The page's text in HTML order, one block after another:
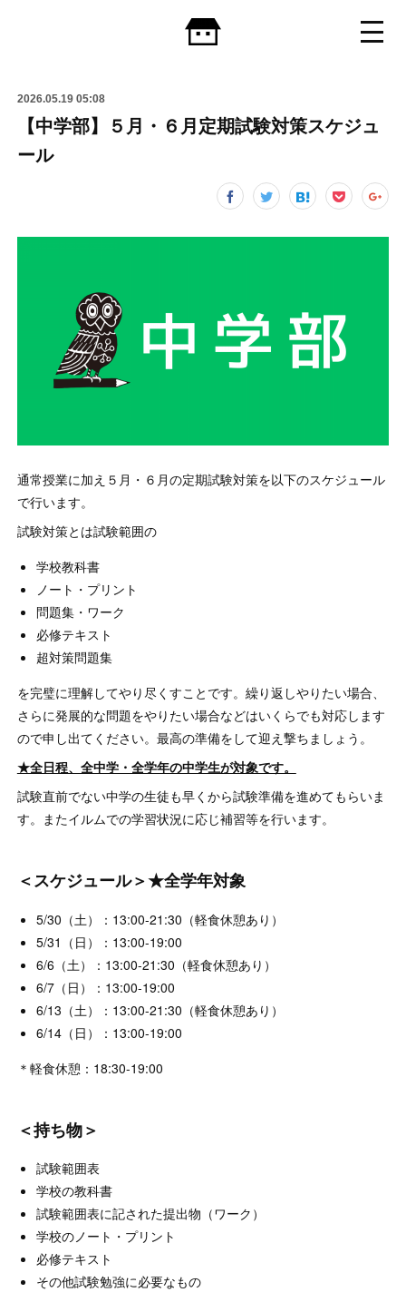
2026.05.19 05:08
【中学部】５月・６月定期試験対策スケジュ
ール
通常授業に加え５月・６月の定期試験対策を以下のスケジュール
で行います。
試験対策とは試験範囲の
学校教科書
ノート・プリント
問題集・ワーク
必修テキスト
超対策問題集
を完璧に理解してやり尽くすことです。繰り返しやりたい場合、
さらに発展的な問題をやりたい場合などはいくらでも対応します
ので申し出てください。最高の準備をして迎え撃ちましょう。
★全日程、全中学・全学年の中学生が対象です。
試験直前でない中学の生徒も早くから試験準備を進めてもらいま
す。またイルムでの学習状況に応じ補習等を行います。
＜スケジュール＞★全学年対象
5/30（土）：13:00-21:30（軽食休憩あり）
5/31（日）：13:00-19:00
6/6（土）：13:00-21:30（軽食休憩あり）
6/7（日）：13:00-19:00
6/13（土）：13:00-21:30（軽食休憩あり）
6/14（日）：13:00-19:00
＊軽食休憩：18:30-19:00
＜持ち物＞
試験範囲表
学校の教科書
試験範囲表に記された提出物（ワーク）
学校のノート・プリント
必修テキスト
その他試験勉強に必要なもの